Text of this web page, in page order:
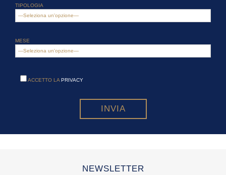
TIPOLOGIA
MESE
ACCETTO LAPRIVACY
NEWSLETTER